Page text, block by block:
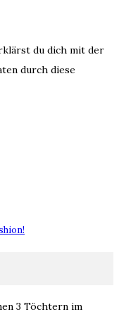
du dich mit der
durch diese
3 Töchtern im